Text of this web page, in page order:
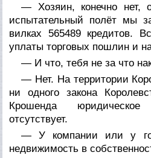
— Хозяин, конечно
испытательный полёт мы
вилках 565489 кредитов.
уплаты торговых пошлин и
— И что, тебя не за что
— Нет. На территории
ни одного закона
Крошенда
отсутствует.
— У компании или у
недвижимость в